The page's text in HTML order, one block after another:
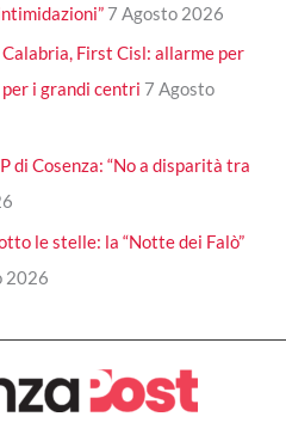
7 Agosto 2026
First Cisl: allarme per
i grandi centri 7 Agosto
di Cosenza: “No a disparità tra
le stelle: la “Notte dei Falò”
2026